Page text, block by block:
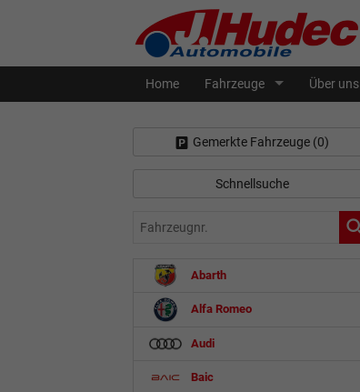
Home Fahrzeuge Über uns
Gemerkte Fahrzeuge (0)
Schnellsuche
Fahrzeugnr.
Abarth
Alfa Romeo
Audi
Baic